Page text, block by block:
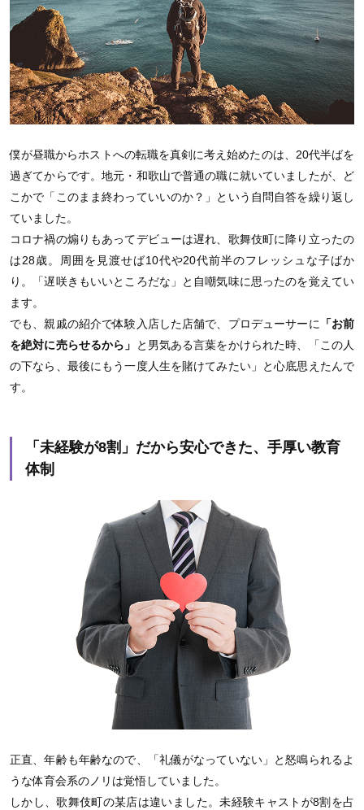
僕が昼職からホストへの転職を真剣に考え始めたのは、20代半ばを
過ぎてからです。地元・和歌山で普通の職に就いていましたが、ど
こかで「このまま終わっていいのか？」という自問自答を繰り返し
ていました。
コロナ禍の煽りもあってデビューは遅れ、歌舞伎町に降り立ったの
は28歳。周囲を見渡せば10代や20代前半のフレッシュな子ばか
り。「遅咲きもいいところだな」と自嘲気味に思ったのを覚えてい
ます。
でも、親戚の紹介で体験入店した店舗で、プロデューサーに
「お前
を絶対に売らせるから」
と男気ある言葉をかけられた時、「この人
の下なら、最後にもう一度人生を賭けてみたい」と心底思えたんで
す。
「未経験が8割」だから安心できた、手厚い教育
体制
正直、年齢も年齢なので、「礼儀がなっていない」と怒鳴られるよ
うな体育会系のノリは覚悟していました。
しかし、歌舞伎町の某店は違いました。未経験キャストが8割を占